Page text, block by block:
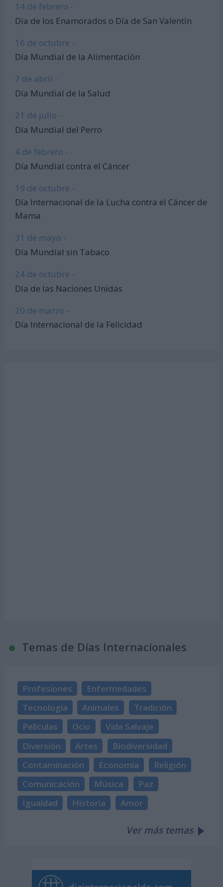
14 de febrero -
Día de los Enamorados o Día de San Valentín
16 de octubre -
Día Mundial de la Alimentación
7 de abril -
Día Mundial de la Salud
21 de julio -
Día Mundial del Perro
4 de febrero -
Día Mundial contra el Cáncer
19 de octubre -
Día Internacional de la Lucha contra el Cáncer de
Mama
31 de mayo -
Día Mundial sin Tabaco
24 de octubre -
Día de las Naciones Unidas
20 de marzo -
Día Internacional de la Felicidad
Temas de Días Internacionales
Profesiones
Enfermedades
Tecnología
Animales
Tradición
Películas
Ocio
Vida Salvaje
Diversión
Artes
Biodiversidad
Contaminación
Economía
Religión
Comunicación
Música
Paz
Igualdad
Historia Amor
Ver más temas